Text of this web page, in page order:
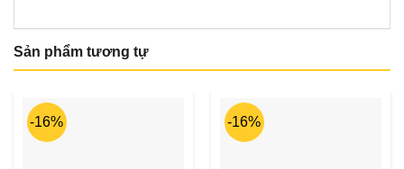
Sản phẩm tương tự
-16% -16%